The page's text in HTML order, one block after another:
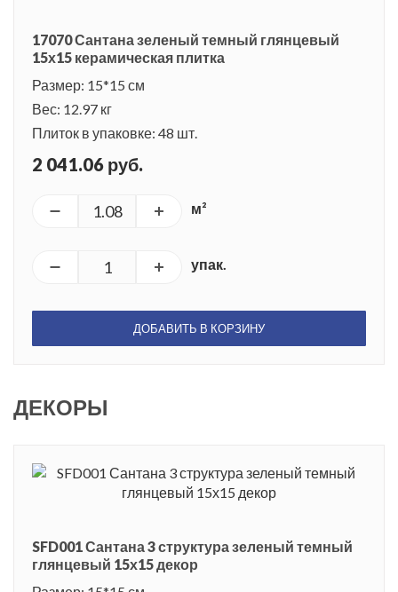
забот и волнений больших городов, а местные жители
радушно принимают долгожданных гостей.
17070 Сантана зеленый темный глянцевый
15х15 керамическая плитка
Размер: 15*15 см
Вес: 12.97 кг
Плиток в упаковке: 48 шт.
2 041.06 руб.
м²
упак.
ДОБАВИТЬ В КОРЗИНУ
ДЕКОРЫ
SFD001 Сантана 3 структура зеленый темный
глянцевый 15х15 декор